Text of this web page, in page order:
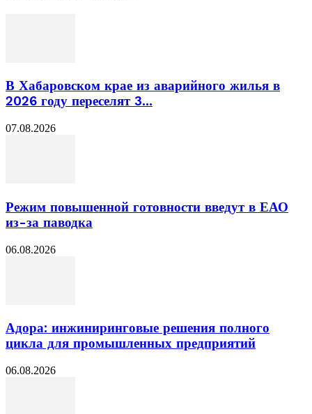
В Хабаровском крае из аварийного жилья в
2026 году переселят 3...
07.08.2026
Режим повышенной готовности введут в ЕАО
из-за паводка
06.08.2026
Адора: инжиниринговые решения полного
цикла для промышленных предприятий
06.08.2026